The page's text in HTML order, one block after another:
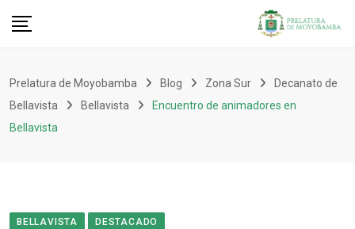
Prelatura de Moyobamba Blog Zona Sur
Decanato de
Bellavista
Bellavista
Encuentro de animadores en
Bellavista
BELLAVISTA DESTACADO